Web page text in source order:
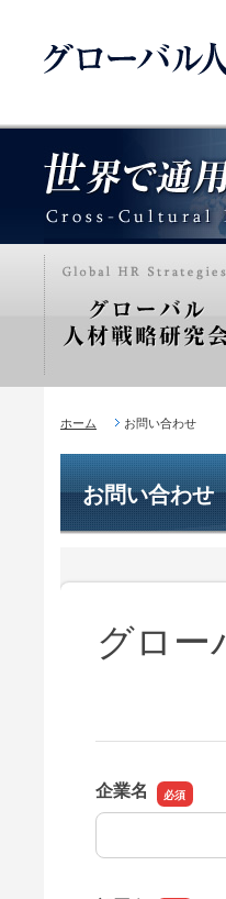
ホーム お問い合わせ
お問い合わせ